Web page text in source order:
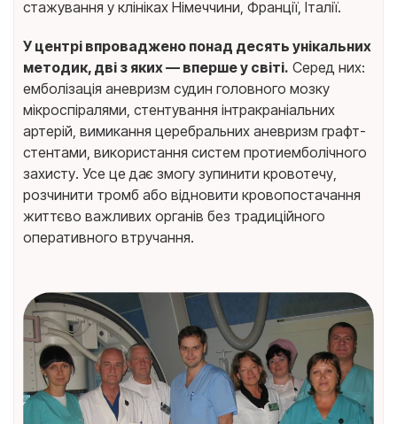
стажування у клініках Німеччини, Франції, Італії.
У центрі впроваджено понад десять унікальних
методик, дві з яких — вперше у світі. Серед них:
емболізація аневризм судин головного мозку
мікроспіралями, стентування інтракраніальних
артерій, вимикання церебральних аневризм графт-
стентами, використання систем протиемболічного
захисту. Усе це дає змогу зупинити кровотечу,
розчинити тромб або відновити кровопостачання
життєво важливих органів без традиційного
оперативного втручання.